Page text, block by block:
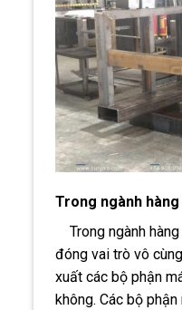
Trong ngành
Trong ngành
đóng vai trò vô
xuất các bộ phận
không. Các bộ